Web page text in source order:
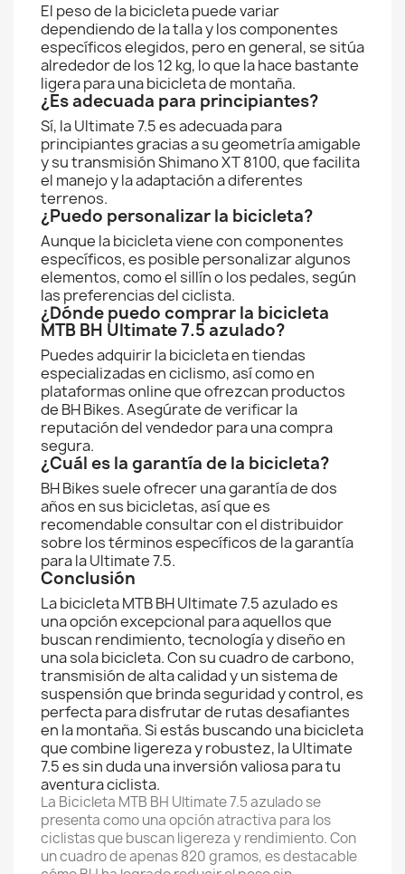
El peso de la bicicleta puede variar
dependiendo de la talla y los componentes
específicos elegidos, pero en general, se sitúa
alrededor de los 12 kg, lo que la hace bastante
ligera para una bicicleta de montaña.
¿Es adecuada para principiantes?
Sí, la Ultimate 7.5 es adecuada para
principiantes gracias a su geometría amigable
y su transmisión Shimano XT 8100, que facilita
el manejo y la adaptación a diferentes
terrenos.
¿Puedo personalizar la bicicleta?
Aunque la bicicleta viene con componentes
específicos, es posible personalizar algunos
elementos, como el sillín o los pedales, según
las preferencias del ciclista.
¿Dónde puedo comprar la bicicleta
MTB BH Ultimate 7.5 azulado?
Puedes adquirir la bicicleta en tiendas
especializadas en ciclismo, así como en
plataformas online que ofrezcan productos
de BH Bikes. Asegúrate de verificar la
reputación del vendedor para una compra
segura.
¿Cuál es la garantía de la bicicleta?
BH Bikes suele ofrecer una garantía de dos
años en sus bicicletas, así que es
recomendable consultar con el distribuidor
sobre los términos específicos de la garantía
para la Ultimate 7.5.
Conclusión
La bicicleta MTB BH Ultimate 7.5 azulado es
una opción excepcional para aquellos que
buscan rendimiento, tecnología y diseño en
una sola bicicleta. Con su cuadro de carbono,
transmisión de alta calidad y un sistema de
suspensión que brinda seguridad y control, es
perfecta para disfrutar de rutas desafiantes
en la montaña. Si estás buscando una bicicleta
que combine ligereza y robustez, la Ultimate
7.5 es sin duda una inversión valiosa para tu
aventura ciclista.
La Bicicleta MTB BH Ultimate 7.5 azulado se
presenta como una opción atractiva para los
ciclistas que buscan ligereza y rendimiento. Con
un cuadro de apenas 820 gramos, es destacable